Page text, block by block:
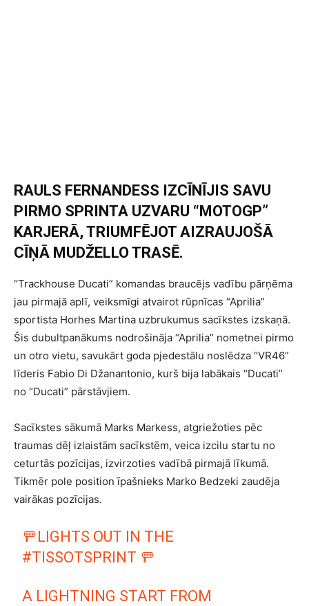
RAULS FERNANDESS IZCĪNĪJIS SAVU
PIRMO SPRINTA UZVARU “MOTOGP”
KARJERĀ, TRIUMFĒJOT AIZRAUJOŠĀ
CĪŅĀ MUDŽELLO TRASĒ.
“Trackhouse Ducati” komandas braucējs vadību pārņēma
jau pirmajā aplī, veiksmīgi atvairot rūpnīcas “Aprilia”
sportista Horhes Martina uzbrukumus sacīkstes izskaņā.
Šis dubultpanākums nodrošināja “Aprilia” nometnei pirmo
un otro vietu, savukārt goda pjedestālu noslēdza “VR46”
līderis Fabio Di Džanantonio, kurš bija labākais “Ducati”
no “Ducati” pārstāvjiem.
Sacīkstes sākumā Marks Markess, atgriežoties pēc
traumas dēļ izlaistām sacīkstēm, veica izcilu startu no
ceturtās pozīcijas, izvirzoties vadībā pirmajā līkumā.
Tikmēr pole position īpašnieks Marko Bedzeki zaudēja
vairākas pozīcijas.
🚥LIGHTS OUT IN THE
#TISSOTSPRINT 🚥
A LIGHTNING START FROM